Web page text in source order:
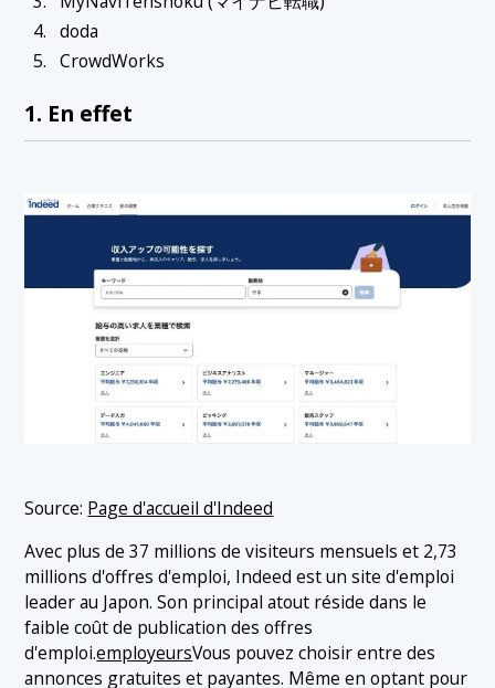
doda
CrowdWorks
1. En effet
Source: Page d'accueil d'Indeed
Avec plus de 37 millions de visiteurs mensuels et 2,73
millions d'offres d'emploi, Indeed est un site d'emploi
leader au Japon. Son principal atout réside dans le
faible coût de publication des offres
d'emploi.employeursVous pouvez choisir entre des
annonces gratuites et payantes. Même en optant pour